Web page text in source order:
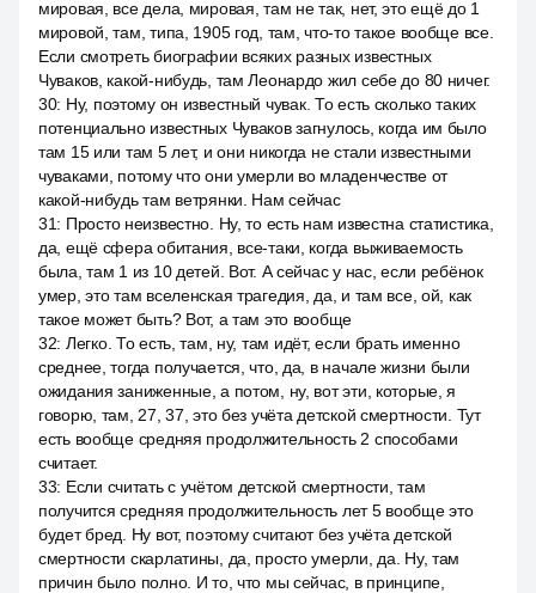
мировая, все дела, мировая, там не так, нет, это ещё до 1
мировой, там, типа, 1905 год, там, что-то такое вообще все.
Если смотреть биографии всяких разных известных
Чуваков, какой-нибудь, там Леонардо жил себе до 80 ничег.
30: Ну, поэтому он известный чувак. То есть сколько таких
потенциально известных Чуваков загнулось, когда им было
там 15 или там 5 лет, и они никогда не стали известными
чуваками, потому что они умерли во младенчестве от
какой-нибудь там ветрянки. Нам сейчас
31: Просто неизвестно. Ну, то есть нам известна статистика,
да, ещё сфера обитания, все-таки, когда выживаемость
была, там 1 из 10 детей. Вот. А сейчас у нас, если ребёнок
умер, это там вселенская трагедия, да, и там все, ой, как
такое может быть? Вот, а там это вообще
32: Легко. То есть, там, ну, там идёт, если брать именно
среднее, тогда получается, что, да, в начале жизни были
ожидания заниженные, а потом, ну, вот эти, которые, я
говорю, там, 27, 37, это без учёта детской смертности. Тут
есть вообще средняя продолжительность 2 способами
считает.
33: Если считать с учётом детской смертности, там
получится средняя продолжительность лет 5 вообще это
будет бред. Ну вот, поэтому считают без учёта детской
смертности скарлатины, да, просто умерли, да. Ну, там
причин было полно. И то, что мы сейчас, в принципе,